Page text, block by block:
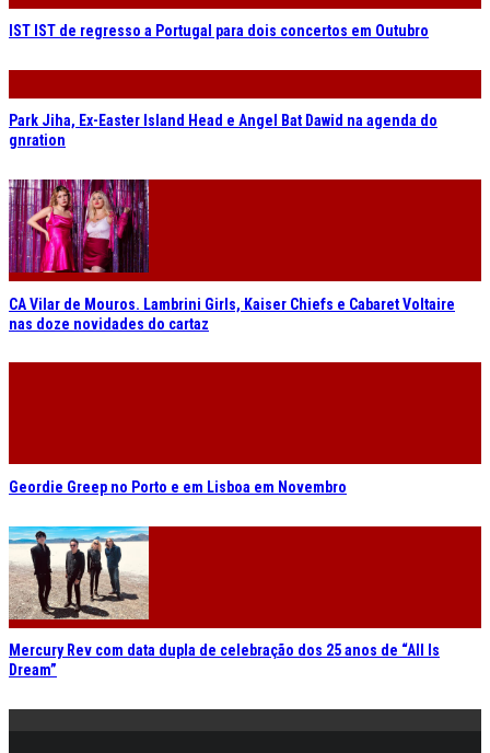
IST IST de regresso a Portugal para dois concertos em Outubro
Park Jiha, Ex-Easter Island Head e Angel Bat Dawid na agenda do
gnration
CA Vilar de Mouros. Lambrini Girls, Kaiser Chiefs e Cabaret Voltaire
nas doze novidades do cartaz
Mercury Rev com data dupla de celebração dos 25 anos de “All Is
Dream”